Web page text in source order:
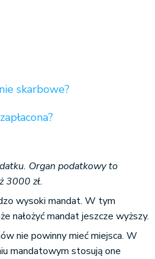
skarbowe?
Organ podatkowy to
3000 zł.
wysoki mandat. W tym
nałożyć mandat jeszcze wyższy.
nie powinny mieć miejsca. W
mandatowym stosują one